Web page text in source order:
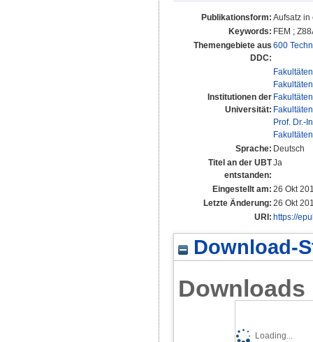
Publikationsform: Aufsatz in
Keywords: FEM ;
Themengebiete aus
DDC:
600
Institutionen der
Universität:
Fakultäten
Fakultäten
Fakultäten
Fakultäten
Prof. Dr.-
Fakultäten
Sprache: Deutsch
Titel an der UBT
entstanden:
Ja
Eingestellt am: 26 Okt
Letzte Änderung: 26 Okt
URI: https://
Download-
Downloads
Loading...